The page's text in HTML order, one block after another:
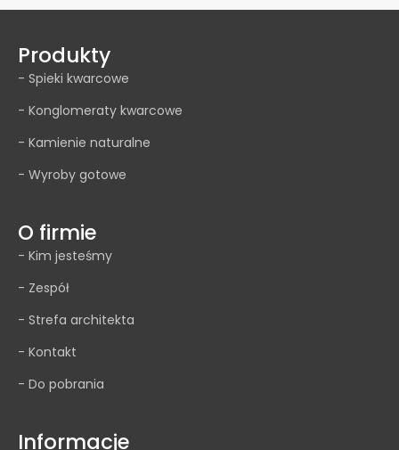
Produkty
- Spieki kwarcowe
- Konglomeraty kwarcowe
- Kamienie naturalne
- Wyroby gotowe
O firmie
- Kim jesteśmy
- Zespół
- Strefa architekta
- Kontakt
- Do pobrania
Informacje